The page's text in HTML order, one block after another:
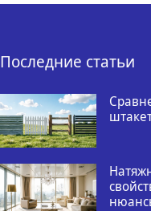
Последние статьи